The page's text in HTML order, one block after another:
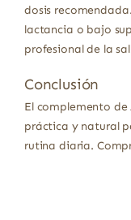
dosis
lactancia o bajo
profesional de la
Conclusión
El complemento de
práctica y natural
rutina diaria.